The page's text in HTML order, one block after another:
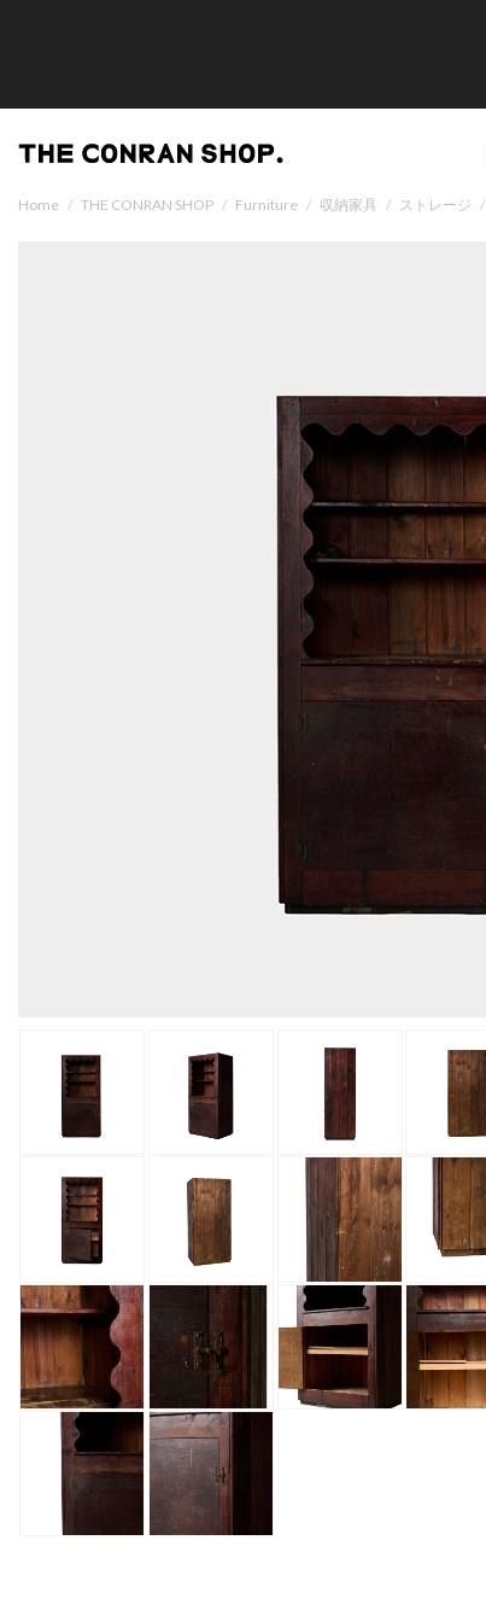
Home / THE CONRAN SHOP / Furniture / 収納家具 / ストレージ /